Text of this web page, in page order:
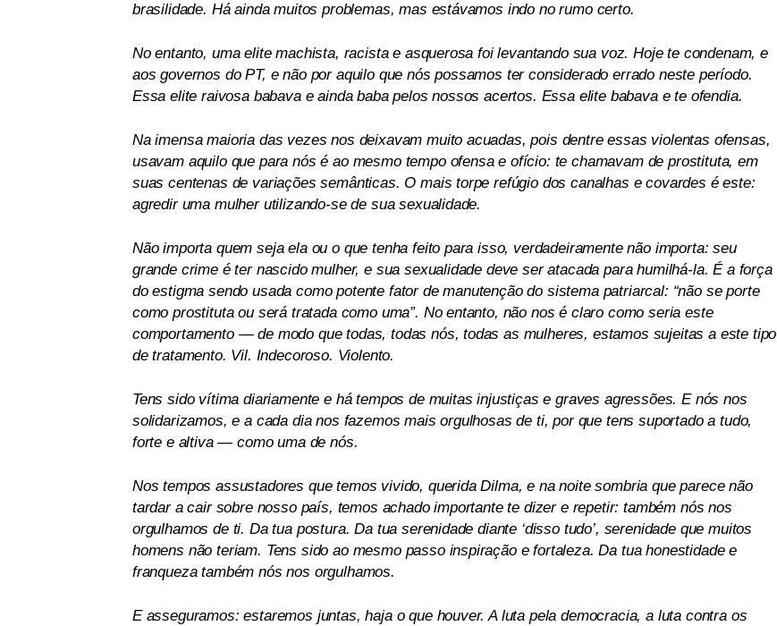
brasilidade. Há ainda muitos problemas, mas estávamos indo no rumo certo.
No entanto, uma elite machista, racista e asquerosa foi levantando sua voz. Hoje te condenam, e
aos governos do PT, e não por aquilo que nós possamos ter considerado errado neste período.
Essa elite raivosa babava e ainda baba pelos nossos acertos. Essa elite babava e te ofendia.
Na imensa maioria das vezes nos deixavam muito acuadas, pois dentre essas violentas ofensas,
usavam aquilo que para nós é ao mesmo tempo ofensa e ofício: te chamavam de prostituta, em
suas centenas de variações semânticas. O mais torpe refúgio dos canalhas e covardes é este:
agredir uma mulher utilizando-se de sua sexualidade.
Não importa quem seja ela ou o que tenha feito para isso, verdadeiramente não importa: seu
grande crime é ter nascido mulher, e sua sexualidade deve ser atacada para humilhá-la. É a força
do estigma sendo usada como potente fator de manutenção do sistema patriarcal: “não se porte
como prostituta ou será tratada como uma”. No entanto, não nos é claro como seria este
comportamento — de modo que todas, todas nós, todas as mulheres, estamos sujeitas a este tipo
de tratamento. Vil. Indecoroso. Violento.
Tens sido vítima diariamente e há tempos de muitas injustiças e graves agressões. E nós nos
solidarizamos, e a cada dia nos fazemos mais orgulhosas de ti, por que tens suportado a tudo,
forte e altiva — como uma de nós.
Nos tempos assustadores que temos vivido, querida Dilma, e na noite sombria que parece não
tardar a cair sobre nosso país, temos achado importante te dizer e repetir: também nós nos
orgulhamos de ti. Da tua postura. Da tua serenidade diante ‘disso tudo’, serenidade que muitos
homens não teriam. Tens sido ao mesmo passo inspiração e fortaleza. Da tua honestidade e
franqueza também nós nos orgulhamos.
E asseguramos: estaremos juntas, haja o que houver. A luta pela democracia, a luta contra os